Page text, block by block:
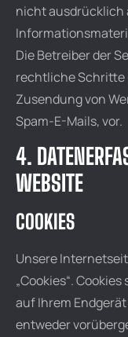
nicht ausdrücklich
Die Betreiber der
rechtliche Schritte
Zusendung von
Spam-E-Mails, vor.
4.
WEBSITE
COOKIES
Unsere
„Cookies“.
auf Ihrem
entweder